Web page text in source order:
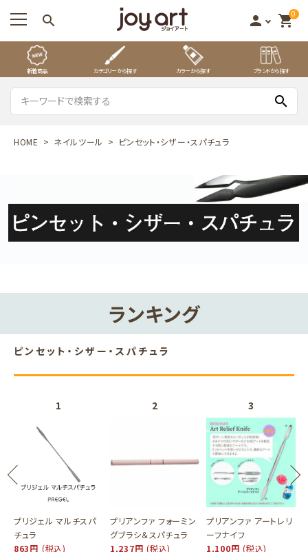
search person 0
shopping_cart
新着商品 カテゴリーから探す カラーから探す ブランドから探す
search
HOME ネイルツール ピンセット・シザー・スパチュラ
ランキング
ピンセット・シザー・スパチュラ
プリジェル マルチスパ
チュラ
863円 (税込)
プリアンファ フォーミン
グブラシ＆スパチュラ
1,237円 (税込)
プリアンファ アートレリ
ーフナイフ
1,100円 (税込)